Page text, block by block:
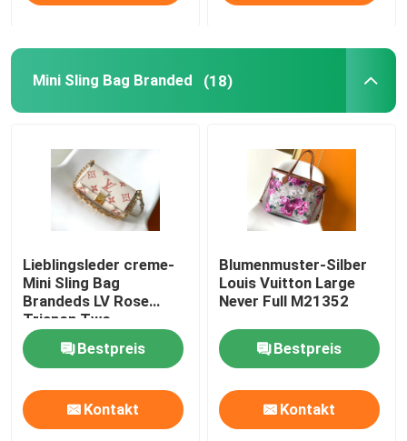
Mini Sling Bag Branded (18)
Lieblingsleder creme-
Mini Sling Bag
Brandeds LV Rose
Trianon Two
Monogram Empreinte
Bestpreis
Kontakt
Blumenmuster-Silber
Louis Vuitton Large
Never Full M21352
Bestpreis
Kontakt